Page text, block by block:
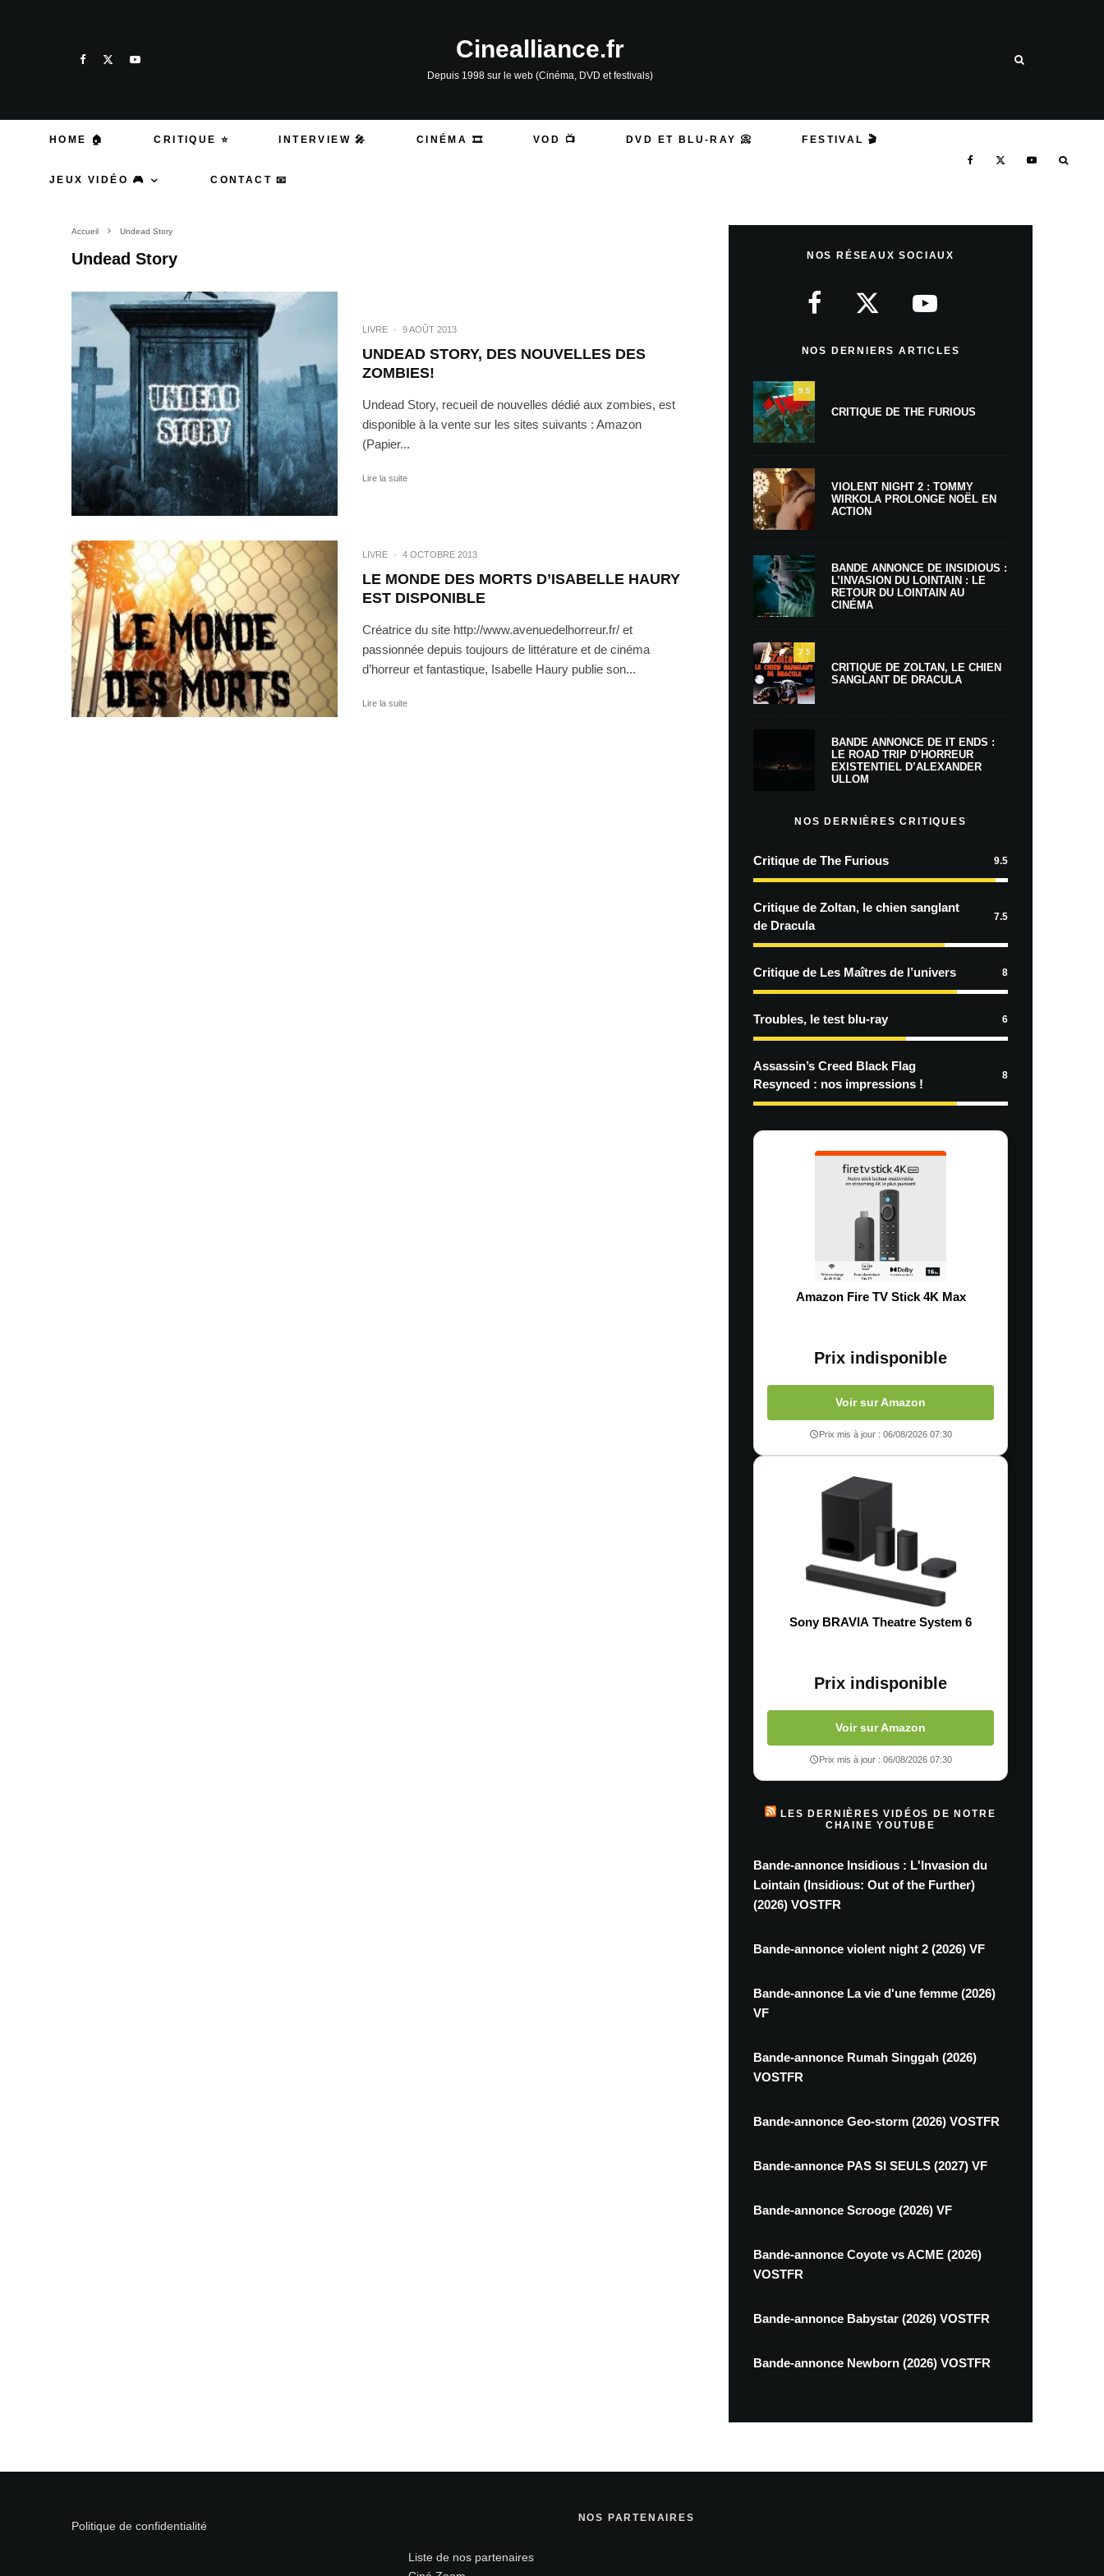
Cinealliance.fr
Depuis 1998 sur le web (Cinéma, DVD et festivals)
HOME 🏠 CRITIQUE ⭐ INTERVIEW 🎤 CINÉMA 🎞️ VOD 📺 DVD ET BLU-RAY 📀 FESTIVAL 🎬
JEUX VIDÉO 🎮 CONTACT 📧
Accueil Undead Story
Undead Story
LIVRE · 9 AOÛT 2013
UNDEAD STORY, DES NOUVELLES DES
ZOMBIES!
Undead Story, recueil de nouvelles dédié aux zombies, est
disponible à la vente sur les sites suivants : Amazon
(Papier...
Lire la suite
LIVRE · 4 OCTOBRE 2013
LE MONDE DES MORTS D’ISABELLE HAURY
EST DISPONIBLE
Créatrice du site http://www.avenuedelhorreur.fr/ et
passionnée depuis toujours de littérature et de cinéma
d’horreur et fantastique, Isabelle Haury publie son...
Lire la suite
NOS RÉSEAUX SOCIAUX
NOS DERNIERS ARTICLES
9.5
CRITIQUE DE THE FURIOUS
VIOLENT NIGHT 2 : TOMMY
WIRKOLA PROLONGE NOËL EN
ACTION
BANDE ANNONCE DE INSIDIOUS :
L’INVASION DU LOINTAIN : LE
RETOUR DU LOINTAIN AU
CINÉMA
7.5
CRITIQUE DE ZOLTAN, LE CHIEN
SANGLANT DE DRACULA
BANDE ANNONCE DE IT ENDS :
LE ROAD TRIP D’HORREUR
EXISTENTIEL D’ALEXANDER
ULLOM
NOS DERNIÈRES CRITIQUES
Critique de The Furious 9.5
Critique de Zoltan, le chien sanglant
de Dracula
7.5
Critique de Les Maîtres de l’univers 8
Troubles, le test blu-ray 6
Assassin’s Creed Black Flag
Resynced : nos impressions !
8
Amazon Fire TV Stick 4K Max
Prix indisponible
Voir sur Amazon
Prix mis à jour : 06/08/2026 07:30
Sony BRAVIA Theatre System 6
Prix indisponible
Voir sur Amazon
Prix mis à jour : 06/08/2026 07:30
LES DERNIÈRES VIDÉOS DE NOTRE
CHAINE YOUTUBE
Bande-annonce Insidious : L'Invasion du
Lointain (Insidious: Out of the Further)
(2026) VOSTFR
Bande-annonce violent night 2 (2026) VF
Bande-annonce La vie d'une femme (2026)
VF
Bande-annonce Rumah Singgah (2026)
VOSTFR
Bande-annonce Geo-storm (2026) VOSTFR
Bande-annonce PAS SI SEULS (2027) VF
Bande-annonce Scrooge (2026) VF
Bande-annonce Coyote vs ACME (2026)
VOSTFR
Bande-annonce Babystar (2026) VOSTFR
Bande-annonce Newborn (2026) VOSTFR
Politique de confidentialité
NOS PARTENAIRES
Liste de nos partenaires